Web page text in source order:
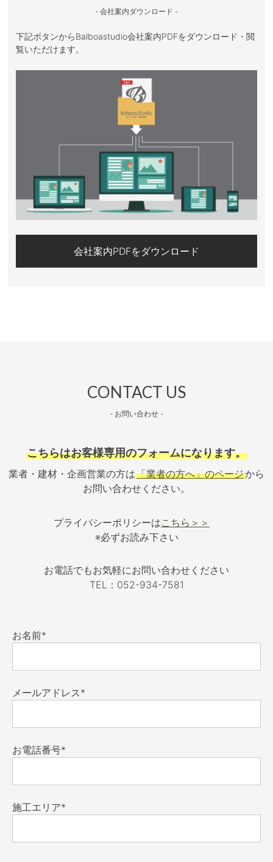
- 会社案内ダウンロード -
下記ボタンからBalboastudio会社案内PDFをダウンロード・閲
覧いただけます。
会社案内PDFをダウンロード
CONTACT US
- お問い合わせ -
こちらはお客様専用のフォームになります。
業者・建材・企画営業の方は「業者の方へ」のページから
お問い合わせください。
プライバシーポリシーはこちら＞＞
※必ずお読み下さい
お電話でもお気軽にお問い合わせください
TEL：052-934-7581
お名前*
メールアドレス*
お電話番号*
施工エリア*